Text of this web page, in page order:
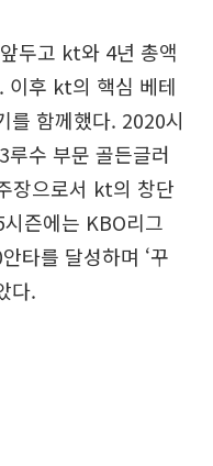
두고 kt와 4년 총액
이후 kt의 핵심 베테
를 함께했다. 2020시
수 부문 골든글러
장으로서 kt의 창단
즌에는 KBO리그
타를 달성하며 ‘꾸
다.